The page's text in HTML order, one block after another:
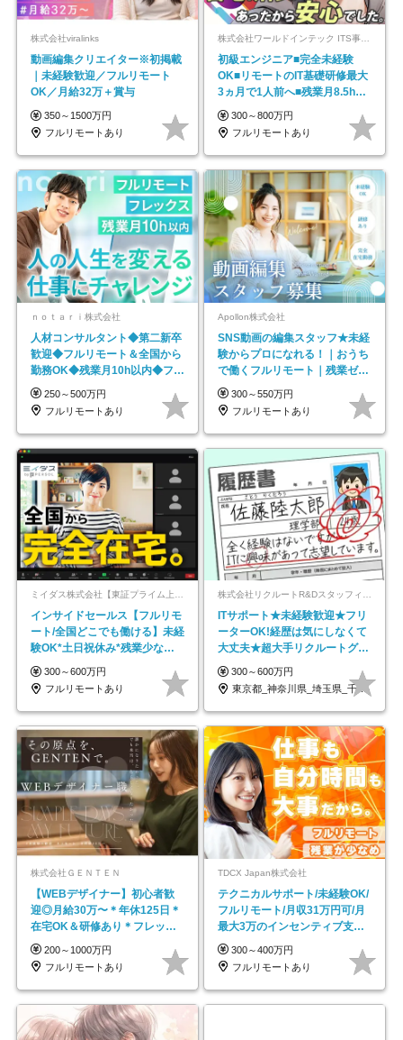
株式会社viralinks
動画編集クリエイター※初掲載
｜未経験歓迎／フルリモート
OK／月給32万＋賞与
350～1500万円
フルリモートあり
株式会社ワールドインテック ITS事業部【東証プライム上場グループ】
初級エンジニア■完全未経験
OK■リモートのIT基礎研修最大
3ヵ月で1人前へ■残業月8.5h■
安定基盤/STR
300～800万円
フルリモートあり
ｎｏｔａｒｉ株式会社
人材コンサルタント◆第二新卒
歓迎◆フルリモート＆全国から
勤務OK◆残業月10h以内◆フレ
ックス制
250～500万円
フルリモートあり
Apollon株式会社
SNS動画の編集スタッフ★未経
験からプロになれる！｜おうち
で働くフルリモート｜残業ゼロ
で18時退勤◎
300～550万円
フルリモートあり
インサイドセールス【フルリモ
ート/全国どこでも働ける】未経
験OK*土日祝休み*残業少なめ*
在宅勤務手当あり
300～600万円
フルリモートあり
ITサポート★未経験歓迎★フリ
ーターOK!経歴は気にしなくて
大丈夫★超大手リクルートグル
ープの正社員/sg
300～600万円
東京都_神奈川県_埼玉県_千葉県_大阪府…
株式会社ＧＥＮＴＥＮ
【WEBデザイナー】初⼼者歓
迎◎⽉給30万〜＊年休125⽇＊
在宅OK＆研修あり＊フレック
ス
200～1000万円
フルリモートあり
TDCX Japan株式会社
テクニカルサポート/未経験OK/
フルリモート/月収31万円可/月
最大3万のインセンティブ支給/
平均年齢33歳
300～400万円
フルリモートあり